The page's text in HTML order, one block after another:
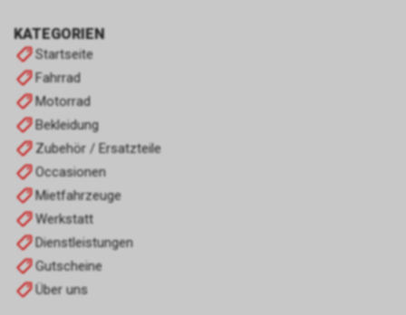
KATEGORIEN
Startseite
Fahrrad
Motorrad
Bekleidung
Zubehör / Ersatzteile
Occasionen
Mietfahrzeuge
Werkstatt
Dienstleistungen
Gutscheine
Über uns